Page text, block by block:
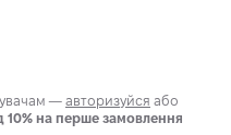
— авторизуйся або
на перше замовлення